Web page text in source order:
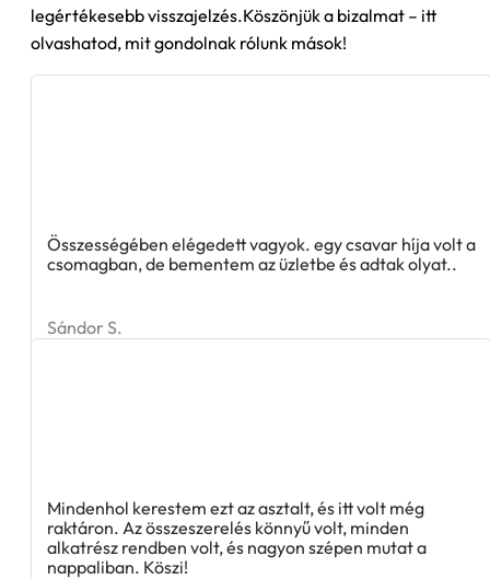
legértékesebb visszajelzés.Köszönjük a bizalmat – itt
olvashatod, mit gondolnak rólunk mások!
Összességében elégedett vagyok. egy csavar híja volt a
csomagban, de bementem az üzletbe és adtak olyat..
Sándor S.
Mindenhol kerestem ezt az asztalt, és itt volt még
raktáron. Az összeszerelés könnyű volt, minden
alkatrész rendben volt, és nagyon szépen mutat a
nappaliban. Köszi!